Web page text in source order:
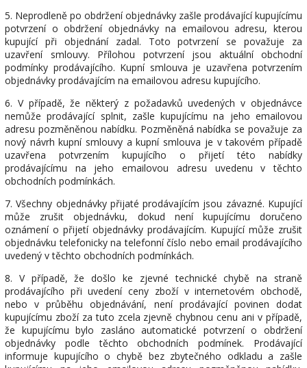
5. Neprodleně po obdržení objednávky zašle prodávající kupujícímu
potvrzení o obdržení objednávky na emailovou adresu, kterou
kupující při objednání zadal. Toto potvrzení se považuje za
uzavření smlouvy. Přílohou potvrzení jsou aktuální obchodní
podmínky prodávajícího. Kupní smlouva je uzavřena potvrzením
objednávky prodávajícím na emailovou adresu kupujícího.
6. V případě, že některý z požadavků uvedených v objednávce
nemůže prodávající splnit, zašle kupujícímu na jeho emailovou
adresu pozměněnou nabídku. Pozměněná nabídka se považuje za
nový návrh kupní smlouvy a kupní smlouva je v takovém případě
uzavřena potvrzením kupujícího o přijetí této nabídky
prodávajícímu na jeho emailovou adresu uvedenu v těchto
obchodních podmínkách.
7. Všechny objednávky přijaté prodávajícím jsou závazné. Kupující
může zrušit objednávku, dokud není kupujícímu doručeno
oznámení o přijetí objednávky prodávajícím. Kupující může zrušit
objednávku telefonicky na telefonní číslo nebo email prodávajícího
uvedený v těchto obchodních podmínkách.
8. V případě, že došlo ke zjevné technické chybě na straně
prodávajícího při uvedení ceny zboží v internetovém obchodě,
nebo v průběhu objednávání, není prodávající povinen dodat
kupujícímu zboží za tuto zcela zjevně chybnou cenu ani v případě,
že kupujícímu bylo zasláno automatické potvrzení o obdržení
objednávky podle těchto obchodních podmínek. Prodávající
informuje kupujícího o chybě bez zbytečného odkladu a zašle